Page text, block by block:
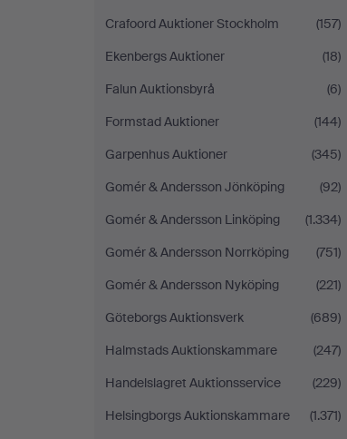
Crafoord Auktioner Stockholm
(157)
Ekenbergs Auktioner
(18)
Falun Auktionsbyrå
(6)
Formstad Auktioner
(144)
Garpenhus Auktioner
(345)
Gomér & Andersson Jönköping
(92)
Gomér & Andersson Linköping
(1.334)
Gomér & Andersson Norrköping
(751)
Gomér & Andersson Nyköping
(221)
Göteborgs Auktionsverk
(689)
Halmstads Auktionskammare
(247)
Handelslagret Auktionsservice
(229)
Helsingborgs Auktionskammare
(1.371)